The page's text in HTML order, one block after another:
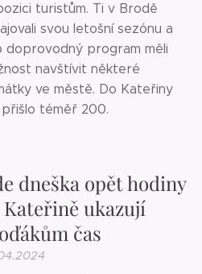
turistům. Ti v Brodě
svou letošní sezónu a
doprovodný program měli
navštívit některé
ve městě. Do Kateřiny
přišlo téměř 200.
dneška opět hodiny
Kateřině ukazují
čas